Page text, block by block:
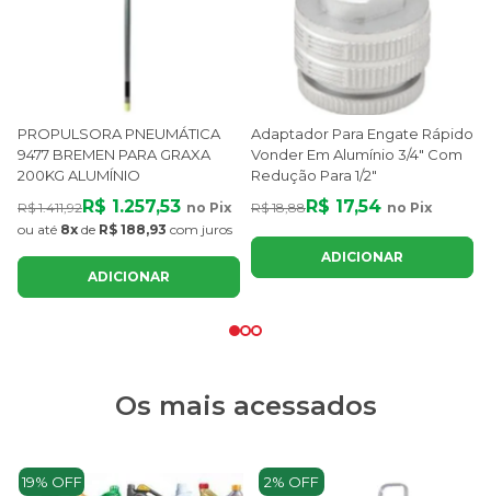
PROPULSORA PNEUMÁTICA
9477 BREMEN PARA GRAXA
200KG ALUMÍNIO
R$ 1.411,92 R$ 1.257,53 no Pix
ou até 8x de R$ 188,93 com juros
ADICIONAR
Adaptador Para Engate Rápido
Vonder Em Alumínio 3/4" Com
Redução Para 1/2"
R$ 18,88 R$ 17,54 no Pix
ADICIONAR
Os mais acessados
19% OFF 2% OFF